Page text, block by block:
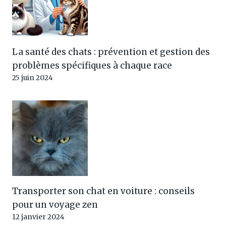
La santé des chats : prévention et gestion des
problèmes spécifiques à chaque race
25 juin 2024
Transporter son chat en voiture : conseils
pour un voyage zen
12 janvier 2024